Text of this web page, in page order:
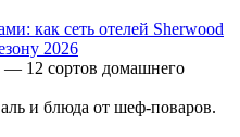
как сеть отелей Sherwood
2026
— 12 сортов домашнего
и блюда от шеф-поваров.